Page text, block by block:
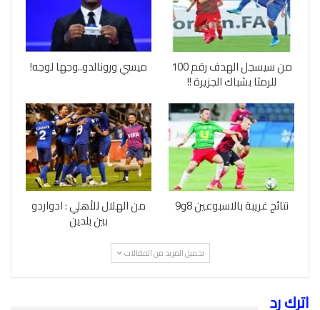
من سيسجل الهدف رقم 100
للرمثا بشباك الجزيرة !!
ميسي ورونالدو..وجها لوجه!
نتائج غريبة بالاسبوعين 8و9 من الهلال للأهلي : ادواردو
بين بلدين
تحميل المزيد من المقالات
اترك رد